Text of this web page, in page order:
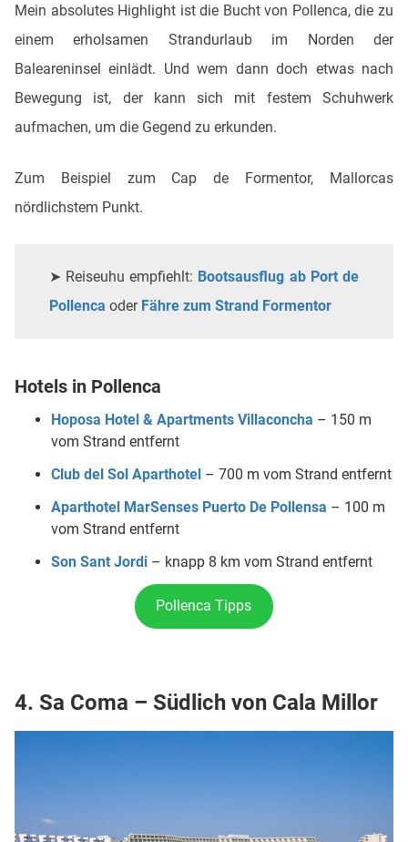
Mein absolutes Highlight ist die Bucht von Pollenca, die zu
einem erholsamen Strandurlaub im Norden der
Baleareninsel einlädt. Und wem dann doch etwas nach
Bewegung ist, der kann sich mit festem Schuhwerk
aufmachen, um die Gegend zu erkunden.
Zum Beispiel zum Cap de Formentor, Mallorcas
nördlichstem Punkt.
➤ Reiseuhu empfiehlt: Bootsausflug ab Port de
Pollenca oder Fähre zum Strand Formentor
Hotels in Pollenca
Hoposa Hotel & Apartments Villaconcha – 150 m
vom Strand entfernt
Club del Sol Aparthotel – 700 m vom Strand entfernt
Aparthotel MarSenses Puerto De Pollensa – 100 m
vom Strand entfernt
Son Sant Jordi – knapp 8 km vom Strand entfernt
Pollenca Tipps
4. Sa Coma – Südlich von Cala Millor